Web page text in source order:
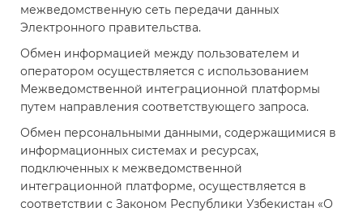
межведомственную сеть передачи данных
Электронного правительства.
Обмен информацией между пользователем и
оператором осуществляется с использованием
Межведомственной интеграционной платформы
путем направления соответствующего запроса.
Обмен персональными данными, содержащимися в
информационных системах и ресурсах,
подключенных к межведомственной
интеграционной платформе, осуществляется в
соответствии с Законом Республики Узбекистан «О